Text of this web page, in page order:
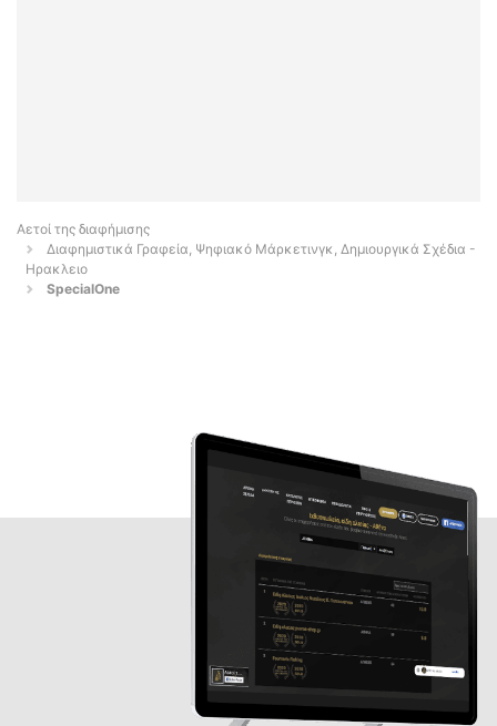
Αετοί της διαφήμισης
Διαφημιστικά Γραφεία, Ψηφιακό Μάρκετινγκ, Δημιουργικά Σχέδια -
Ηρακλειο
SpecialOne